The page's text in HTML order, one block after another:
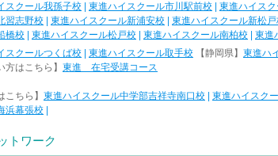
スクール我孫子校 東進ハイスクール市川駅前校 東進ハイス
習志野校
東進ハイスクール新浦安校 東進ハイスクール新松
橋校
東進ハイスクール松戸校 東進ハイスクール南柏校
東進
スクールつくば校 東進ハイスクール取手校 【静岡県】 東進ハ
方はこちら】 東進 在宅受講コース
こちら】 東進ハイスクール中学部吉祥寺南口校 東進ハイスク
浜幕張校
トワーク